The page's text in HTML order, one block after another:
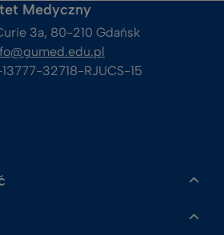
Medyczny
3a, 80-210 Gdańsk
32718-RJUCS-15